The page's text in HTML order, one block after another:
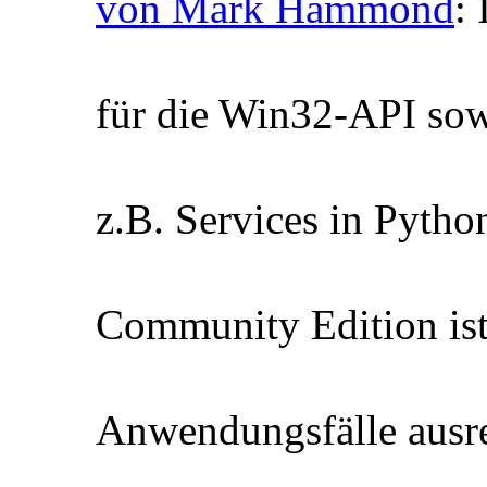
für die Win32-API
z.B. Services in
Community Edition
Anwendungsfälle